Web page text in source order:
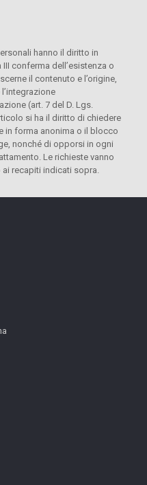
hanno il diritto in
conferma dell’esistenza o
il contenuto e l’origine,
(art. 7 del D. Lgs.
si ha il diritto di chiedere
in forma anonima o il blocco
nonché di opporsi in ogni
Le richieste vanno
ai recapiti indicati sopra.